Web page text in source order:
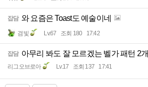
잡담 와 요즘은 Toast도 예술이네
겸빛 Lv.67 조회 180 17:42
잡담 아무리 봐도 잘 모르겠는 벨가 패턴 2개
리그오브로아 Lv.17 조회 137 17:41